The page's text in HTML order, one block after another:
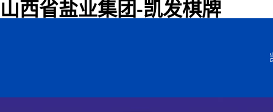
山西省盐业集团-凯发棋牌